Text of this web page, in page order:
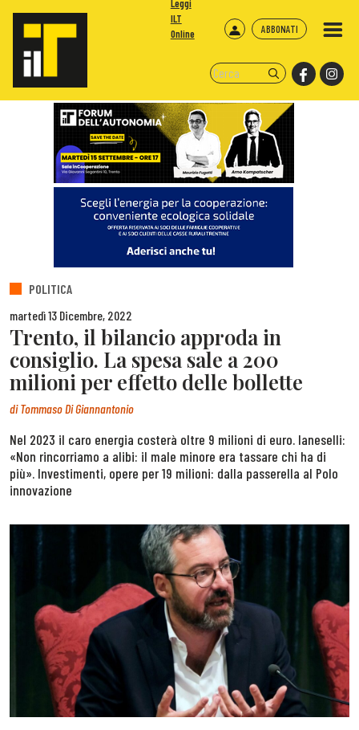
ABBONATI
Leggi
ILT
Online
POLITICA
martedì 13 Dicembre, 2022
Trento, il bilancio approda in
consiglio. La spesa sale a 200
milioni per effetto delle bollette
diTommaso Di Giannantonio
Nel 2023 il caro energia costerà oltre 9 milioni di euro. Ianeselli:
«Non rincorriamo a alibi: il male minore era tassare chi ha di
più». Investimenti, opere per 19 milioni: dalla passerella al Polo
innovazione